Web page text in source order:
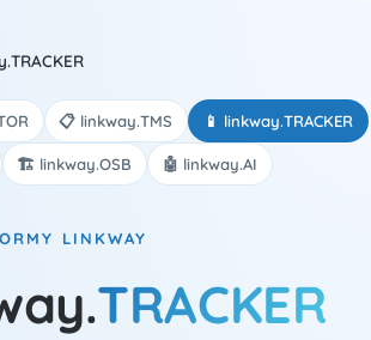
📋 linkway.TMS 📱 linkway.TRACKER
🏗️ linkway.OSB 🤖 linkway.AI
LINKWAY
TRACKER